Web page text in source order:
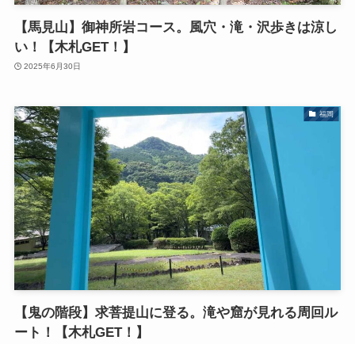
【馬見山】御神所岩コース。風穴・滝・沢歩きは涼し
い！【木札GET！】
2025年6月30日
福岡
【鬼の階段】求菩提山に登る。滝や窟が見れる周回ル
ート！【木札GET！】